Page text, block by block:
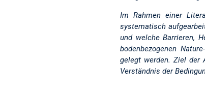
Im Rahmen einer
systematisch
und welche Barrieren,
bodenbezogenen
gelegt werden. Ziel der
Verständnis der